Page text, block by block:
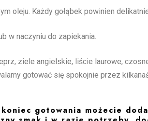
oleju. Każdy gołąbek powinien
w naczyniu do zapiekania.
ziele angielskie, liście laurowe,
gotować się spokojnie przez
gotowania możecie